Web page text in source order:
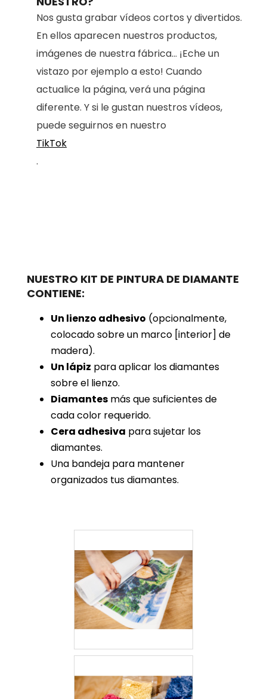
Nos gusta grabar vídeos cortos y divertidos.
En ellos aparecen nuestros productos,
imágenes de nuestra fábrica... ¡Eche un
vistazo por ejemplo a esto! Cuando
actualice la página, verá una página
diferente. Y si le gustan nuestros vídeos,
puede seguirnos en nuestro
TikTok
.
NUESTRO KIT DE PINTURA DE DIAMANTE
CONTIENE:
Un lienzo adhesivo (opcionalmente,
colocado sobre un marco [interior] de
madera).
Un lápiz para aplicar los diamantes
sobre el lienzo.
Diamantes más que suficientes de
cada color requerido.
Cera adhesiva para sujetar los
diamantes.
Una bandeja para mantener
organizados tus diamantes.